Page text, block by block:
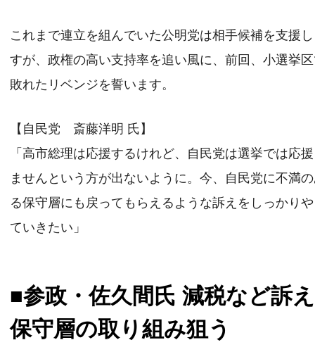
これまで連立を組んでいた公明党は相手候補を支援
すが、政権の高い支持率を追い風に、前回、小選挙
敗れたリベンジを誓います。
【自民党 斎藤洋明 氏】
「高市総理は応援するけれど、自民党は選挙では応
ませんという方が出ないように。今、自民党に不満
る保守層にも戻ってもらえるような訴えをしっかり
ていきたい」
■参政・佐久間氏 減税など訴え
保守層の取り組み狙う